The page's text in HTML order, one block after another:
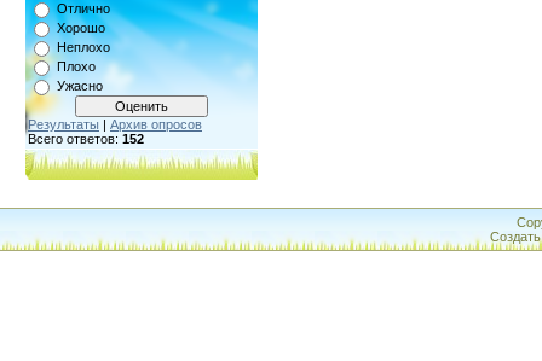
Отлично
Хорошо
Неплохо
Плохо
Ужасно
Результаты | Архив опросов
Всего ответов: 152